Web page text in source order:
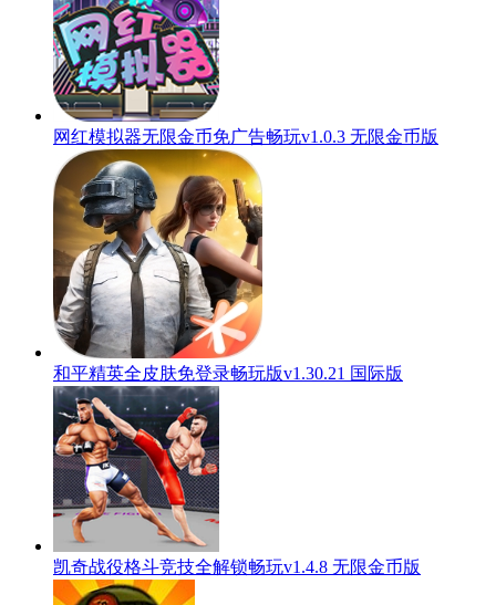
网红模拟器无限金币免广告畅玩v1.0.3 无限金币版
和平精英全皮肤免登录畅玩版v1.30.21 国际版
凯奇战役格斗竞技全解锁畅玩v1.4.8 无限金币版